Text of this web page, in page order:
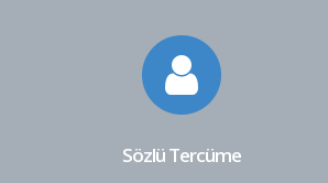
Sözlü Tercüme